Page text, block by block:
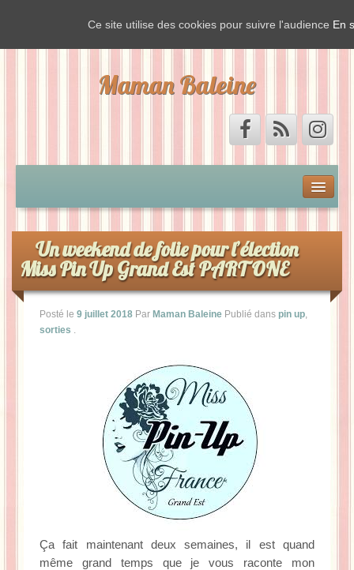
Maman Baleine
Mon by-pass et moi
Vis ma vie de Baleine
La Baleine est de sortie
La Baleine se pomponne !
Ma période Weight Watchers
Un weekend de folie pour l’élection
Miss Pin Up Grand Est PART ONE
Posté le 9 juillet 2018 Par Maman Baleine Publié dans pin up,
sorties .
Ça fait maintenant deux semaines, il est quand
même grand temps que je vous raconte mon
Ce site utilise des cookies pour suivre l'audience En